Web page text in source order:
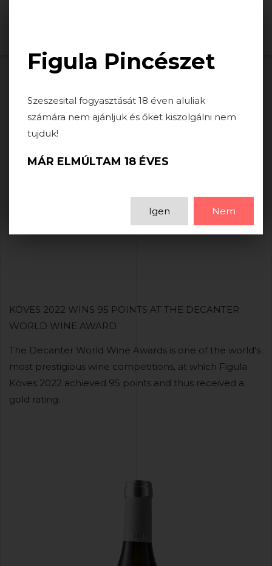
HÍREK
KÖVES 2022 WINS 95 POINTS
Köves 2022 wins 95 points at the Decanter World Wine
KÖVES 2022 WINS 95 POINTS AT THE DECANTER
WORLD WINE AWARD
The Decanter World Wine Awards is one of the world's
most prestigious wine competitions, at which Figula
Köves 2022 achieved 95 points and thus received a
gold rating.
Figula Pincészet
Szeszesital fogyasztását 18 éven aluliak
számára nem ajánljuk és őket kiszolgálni nem
tujduk!
MÁR ELMÚLTAM 18 ÉVES
Igen Nem